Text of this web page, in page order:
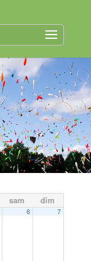
sam dim
6 7